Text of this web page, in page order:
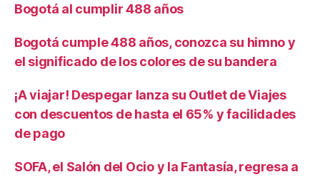
Bogotá al cumplir 488 años
Bogotá cumple 488 años, conozca su himno y
el significado de los colores de su bandera
¡A viajar! Despegar lanza su Outlet de Viajes
con descuentos de hasta el 65% y facilidades
de pago
SOFA, el Salón del Ocio y la Fantasía, regresa a